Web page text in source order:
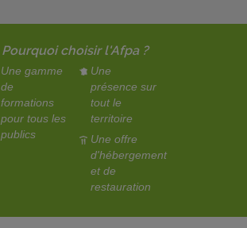
Pourquoi choisir l'Afpa ?
Une gamme
de
formations
pour tous les
publics
Une
présence sur
tout le
territoire
Une offre
d'hébergement
et de
restauration